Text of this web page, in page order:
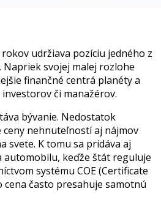
udržiava pozíciu jedného z
Napriek svojej malej rozlohe
finančné centrá planéty a
či manažérov.
bývanie. Nedostatok
nehnuteľností aj nájmov
svete. K tomu sa pridáva aj
automobilu, keďže štát reguluje
systému COE (Certificate
často presahuje samotnú